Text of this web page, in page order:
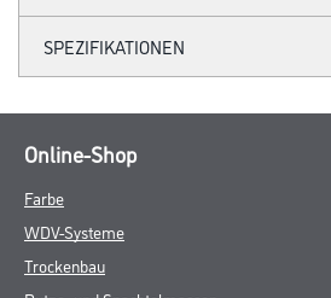
SPEZIFIKATIONEN
Online-Shop
Farbe
WDV-Systeme
Trockenbau